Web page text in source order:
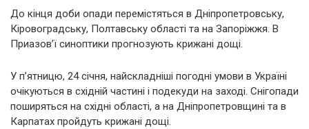
До кінця доби опади перемістяться в Дніпропетровську,
Кіровоградську, Полтавську області та на Запоріжжя. В
Приазов’ї синоптики прогнозують крижані дощі.
У п’ятницю, 24 січня, найскладніші погодні умови в Україні
очікуються в східній частині і подекуди на заході. Снігопади
поширяться на східні області, а на Дніпропетровщині та в
Карпатах пройдуть крижані дощі.